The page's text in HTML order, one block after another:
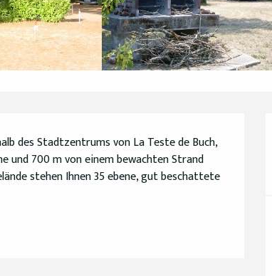
des Stadtzentrums von La Teste de Buch,
und 700 m von einem bewachten Strand
stehen Ihnen 35 ebene, gut beschattete